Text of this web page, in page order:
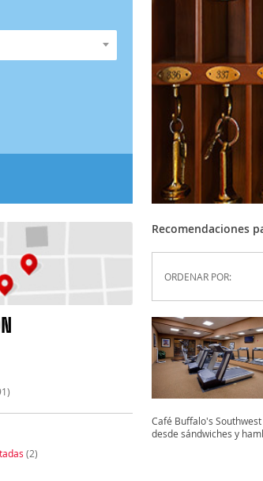
(2)
Recomendaciones
ORDENAR POR:
Café Buffalo's
desde sándwiches y